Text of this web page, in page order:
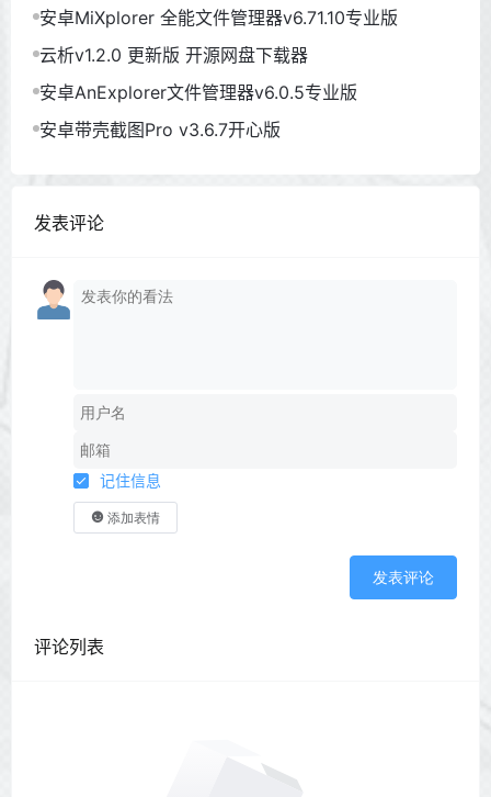
安卓MiXplorer 全能文件管理器v6.71.10专业版
云析v1.2.0 更新版 开源网盘下载器
安卓AnExplorer文件管理器v6.0.5专业版
安卓带壳截图Pro v3.6.7开心版
发表评论
记住信息
添加表情
发表评论
评论列表